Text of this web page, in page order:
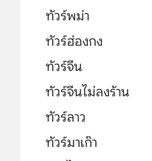
ทัวร์พม่า
ทัวร์ฮ่องกง
ทัวร์จีน
ทัวร์จีนไม่ลงร้าน
ทัวร์ลาว
ทัวร์มาเก๊า